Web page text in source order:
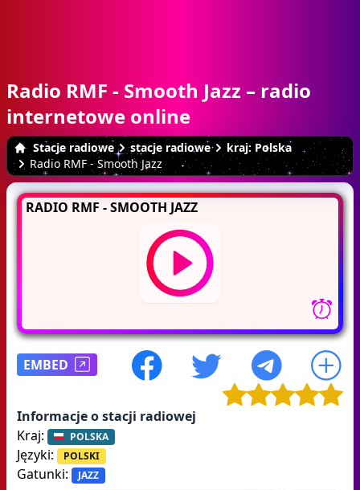
Radio RMF - Smooth Jazz – radio
internetowe online
Stacje radiowe stacje radiowe
kraj: Polska
Radio RMF - Smooth Jazz
RADIO RMF - SMOOTH JAZZ
EMBED
Informacje o stacji radiowej
Kraj:
POLSKA
Języki: POLSKI
Gatunki: JAZZ